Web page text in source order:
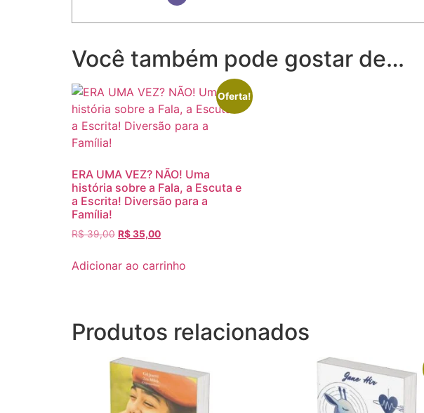
Você também pode gostar de…
Oferta!
ERA UMA VEZ? NÃO! Uma
história sobre a Fala, a Escuta e
a Escrita! Diversão para a
Família!
R$39,00 R$35,00
Adicionar ao carrinho
Produtos relacionados